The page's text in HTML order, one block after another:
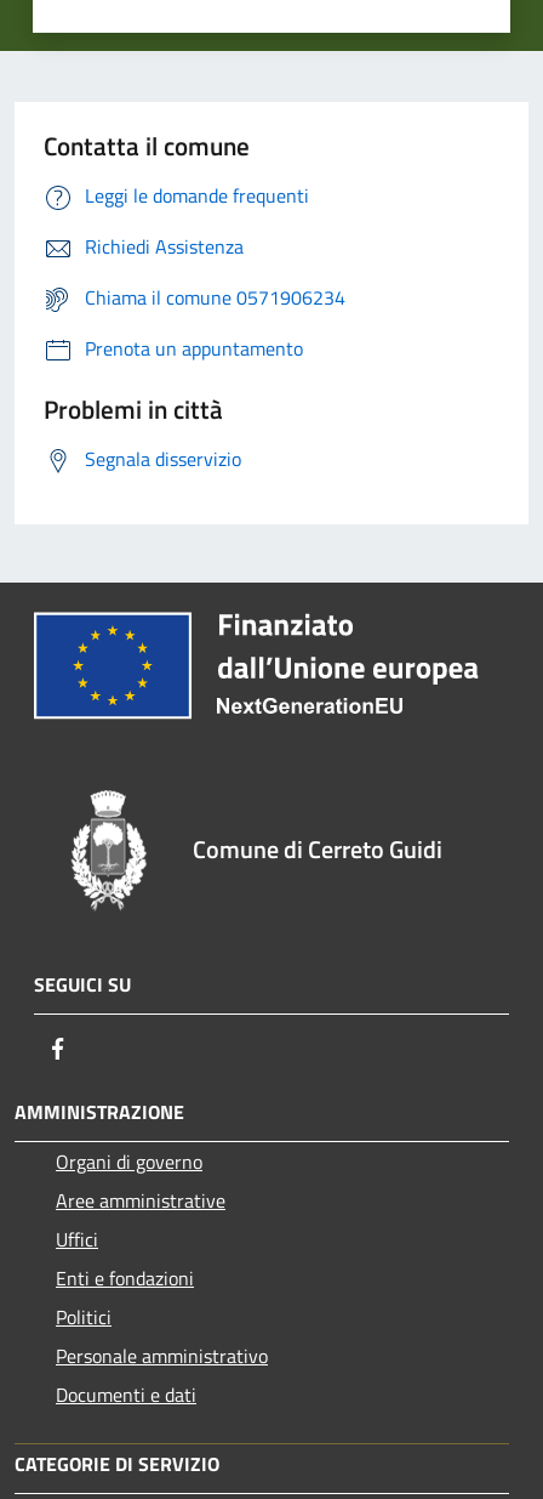
Contatta il comune
Leggi le domande frequenti
Richiedi Assistenza
Chiama il comune 0571906234
Prenota un appuntamento
Problemi in città
Segnala disservizio
Comune di Cerreto Guidi
SEGUICI SU
AMMINISTRAZIONE
Organi di governo
Aree amministrative
Uffici
Enti e fondazioni
Politici
Personale amministrativo
Documenti e dati
CATEGORIE DI SERVIZIO